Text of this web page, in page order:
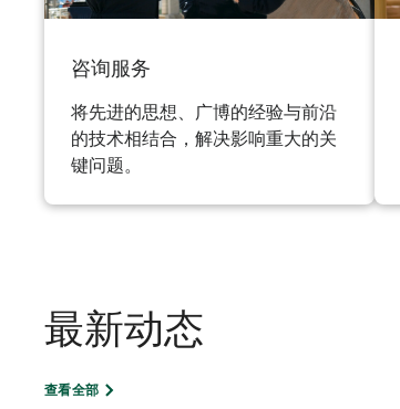
咨询服务
将先进的思想、广博的经验与前沿
的技术相结合，解决影响重大的关
键问题。
最新动态
查看全部